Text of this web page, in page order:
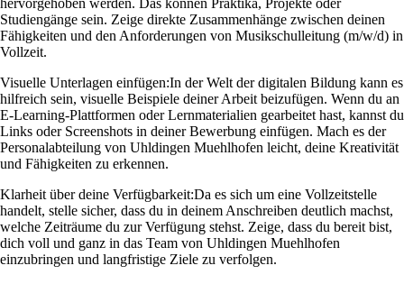
hervorgehoben werden. Das können Praktika, Projekte oder
Studiengänge sein. Zeige direkte Zusammenhänge zwischen deinen
Fähigkeiten und den Anforderungen von Musikschulleitung (m/w/d) in
Vollzeit.
Visuelle Unterlagen einfügen:In der Welt der digitalen Bildung kann es
hilfreich sein, visuelle Beispiele deiner Arbeit beizufügen. Wenn du an
E-Learning-Plattformen oder Lernmaterialien gearbeitet hast, kannst du
Links oder Screenshots in deiner Bewerbung einfügen. Mach es der
Personalabteilung von Uhldingen Muehlhofen leicht, deine Kreativität
und Fähigkeiten zu erkennen.
Klarheit über deine Verfügbarkeit:Da es sich um eine Vollzeitstelle
handelt, stelle sicher, dass du in deinem Anschreiben deutlich machst,
welche Zeiträume du zur Verfügung stehst. Zeige, dass du bereit bist,
dich voll und ganz in das Team von Uhldingen Muehlhofen
einzubringen und langfristige Ziele zu verfolgen.